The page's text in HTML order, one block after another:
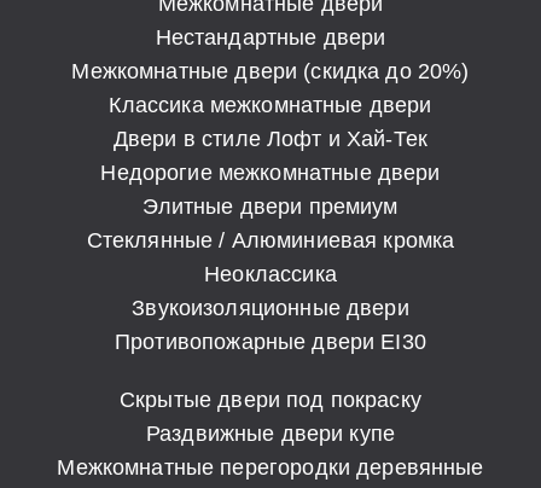
Нестандартные двери
Межкомнатные двери (скидка до 20%)
Классика межкомнатные двери
Двери в стиле Лофт и Хай-Тек
Недорогие межкомнатные двери
Элитные двери премиум
Стеклянные / Алюминиевая кромка
Неоклассика
Звукоизоляционные двери
Противопожарные двери EI30
Скрытые двери под покраску
Раздвижные двери купе
Межкомнатные перегородки деревянные